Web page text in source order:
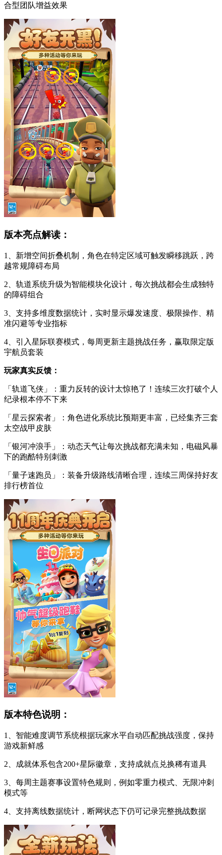
合型团队增益效果
版本亮点解读：
1、新增空间折叠机制，角色在特定区域可触发瞬移跳跃，跨
越常规障碍布局
2、轨道系统升级为智能模块化设计，每次挑战都会生成独特
的障碍组合
3、支持多维度数据统计，实时显示爆发速度、极限操作、精
准闪避等专业指标
4、引入星际联赛模式，每周更新主题挑战任务，赢取限定版
宇航员套装
玩家真实反馈：
「轨道飞侠」：重力反转的设计太惊艳了！连续三次打破个人
纪录根本停不下来
「星云探索者」：角色进化系统比预期更丰富，已经集齐三套
太空战甲皮肤
「银河冲浪手」：动态天气让每次挑战都充满未知，电磁风暴
下的跑酷特别刺激
「量子速跑员」：装备升级路线清晰合理，连续三周保持好友
排行榜首位
版本特色说明：
1、智能难度调节系统根据玩家水平自动匹配挑战强度，保持
游戏新鲜感
2、成就体系包含200+星际徽章，支持成就点兑换稀有道具
3、每周主题赛事设置特色规则，例如零重力模式、无限冲刺
模式等
4、支持离线数据统计，断网状态下仍可记录完整挑战数据